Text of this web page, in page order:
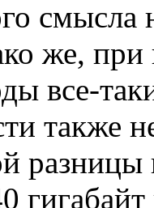
смысла
же,
все-
также
разницы